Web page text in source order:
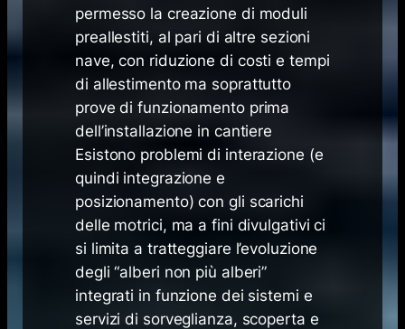
permesso la creazione di moduli
preallestiti, al pari di altre sezioni
nave, con riduzione di costi e tempi
di allestimento ma soprattutto
prove di funzionamento prima
dell’installazione in cantiere
Esistono problemi di interazione (e
quindi integrazione e
posizionamento) con gli scarichi
delle motrici, ma a fini divulgativi ci
si limita a tratteggiare l’evoluzione
degli “alberi non più alberi”
integrati in funzione dei sistemi e
servizi di sorveglianza, scoperta e